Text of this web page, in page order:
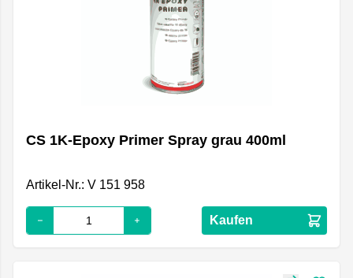
CS 1K-Epoxy Primer Spray grau 400ml
Artikel-Nr.: V 151 958
Kaufen